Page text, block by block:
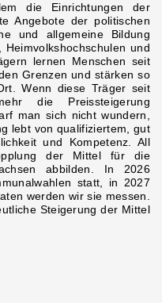
die Einrichtungen der
Angebote der politischen
und allgemeine Bildung
und
lernen Menschen seit
Grenzen und stärken so
Wenn diese Träger seit
die Preissteigerung
man sich nicht wundern,
lebt von qualifiziertem, gut
und Kompetenz. All
der Mittel für die
abbilden. In 2026
statt, in 2027
werden wir sie messen.
Steigerung der Mittel